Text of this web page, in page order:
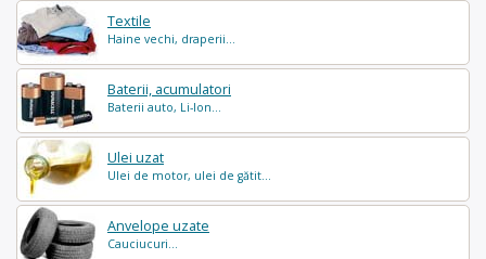
Textile
Haine vechi, draperii...
Baterii, acumulatori
Baterii auto, Li-Ion...
Ulei uzat
Ulei de motor, ulei de gătit...
Anvelope uzate
Cauciucuri...